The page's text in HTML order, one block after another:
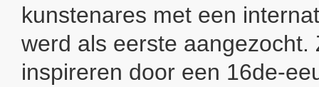
kunstenares met een
werd als eerste aangezocht.
inspireren door een 16de-